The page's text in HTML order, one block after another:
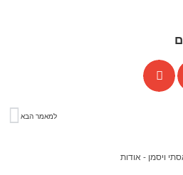
למאמר הבא